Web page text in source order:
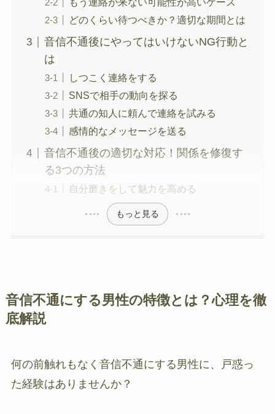
どのくらい待つべきか？適切な期間とは
音信不通後にやってはいけないNG行動と
は
しつこく連絡をする
SNSで相手の動向を探る
共通の知人に頼んで連絡を試みる
感情的なメッセージを送る
音信不通後の適切な対応！関係を修復す
る3つの方法
自分磨きをして魅力を高める
もっと見る
音信不通にする男性の特徴とは？心理を徹
底解説
何の前触れもなく音信不通にする男性に、戸惑っ
た経験はありませんか？